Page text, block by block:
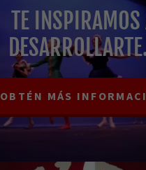
TE INSPIRAMOS
OBTÉN MÁS